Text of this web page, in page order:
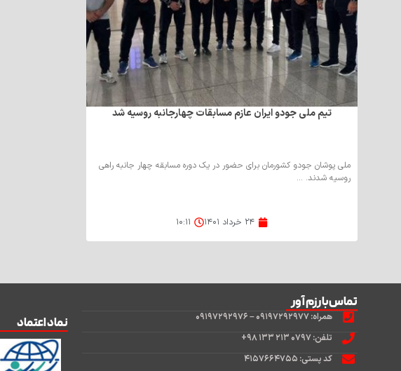
تیم ملی جودو ایران عازم مسابقات چهارجانبه روسیه شد
ملی پوشان جودو کشورمان برای حضور در یک دوره مسابقه چهار جانبه راهی
روسیه شدند. ...
۲۴ خرداد ۱۴۰۱ ۱۰:۱۱
تماس‌با رزم آور
همراه: ۰۹۱۹۷۲۹۲۹۷۷ – ۰۹۱۹۷۲۹۲۹۷۶
تلفن: ۰۷۹۷ ۲۱۳ ۱۳۳ ۹۸+
کد پستی: ۴۱۵۷۶۶۴۷۵۵
نماد اعتماد